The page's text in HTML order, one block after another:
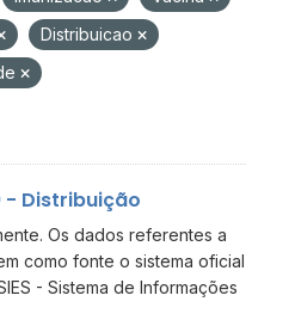
Distribuicao
- Distribuição
Os dados referentes a
como fonte o sistema oficial
- Sistema de Informações